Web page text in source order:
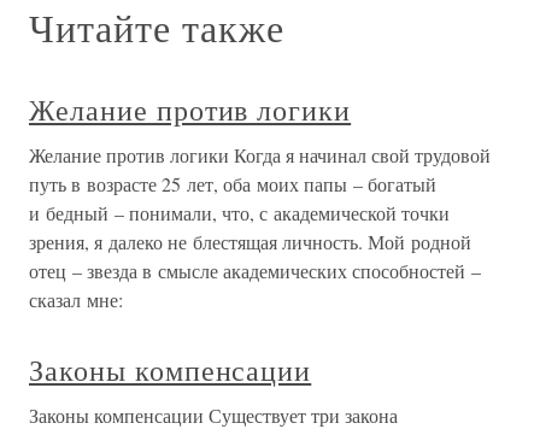
Читайте также
Желание против логики
Желание против логики Когда я начинал свой трудовой
путь в возрасте 25 лет, оба моих папы – богатый
и бедный – понимали, что, с академической точки
зрения, я далеко не блестящая личность. Мой родной
отец – звезда в смысле академических способностей –
сказал мне:
Законы компенсации
Законы компенсации Существует три закона